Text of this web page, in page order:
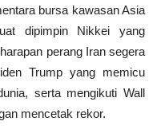
bursa kawasan Asia
dipimpin Nikkei yang
perang Iran segera
Trump yang memicu
serta mengikuti Wall
mencetak rekor.